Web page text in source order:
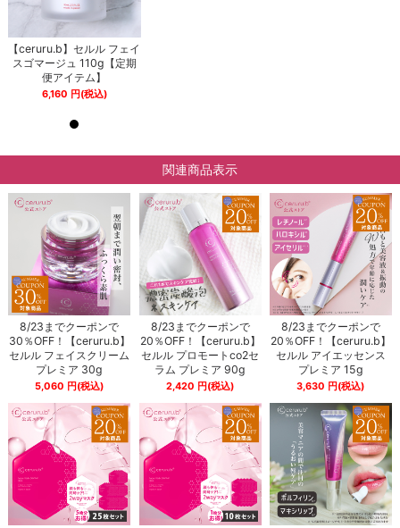
【ceruru.b】セルル フェイ
スゴマージュ 110g【定期
便アイテム】
6,160 円(税込)
関連商品表示
8/23までクーポンで
30％OFF！【ceruru.b】
セルル フェイスクリーム
プレミア 30g
5,060 円(税込)
8/23までクーポンで
20％OFF！【ceruru.b】
セルル プロモートco2セ
ラム プレミア 90g
2,420 円(税込)
8/23までクーポンで
20％OFF！【ceruru.b】
セルル アイエッセンス
プレミア 15g
3,630 円(税込)